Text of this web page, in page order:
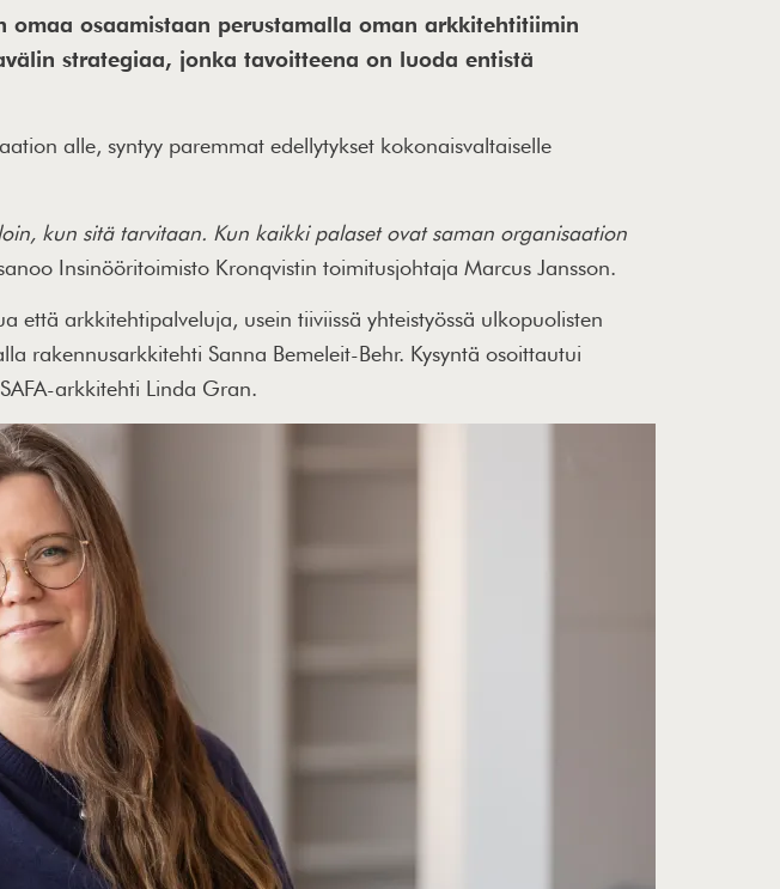
omaa osaamistaan perustamalla oman arkkitehtitiimin
strategiaa, jonka tavoitteena on luoda entistä
alle, syntyy paremmat edellytykset kokonaisvaltaiselle
kun sitä tarvitaan. Kun kaikki palaset ovat saman organisaation
Insinööritoimisto Kronqvistin toimitusjohtaja Marcus Jansson.
että arkkitehtipalveluja, usein tiiviissä yhteistyössä ulkopuolisten
rakennusarkkitehti Sanna Bemeleit-Behr. Kysyntä osoittautui
arkkitehti Linda Gran.